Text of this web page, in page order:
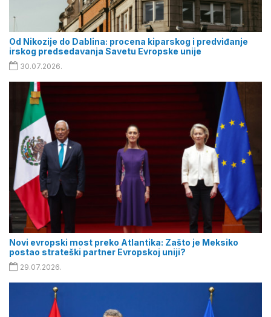
Od Nikozije do Dablina: procena kiparskog i predviđanje
irskog predsedavanja Savetu Evropske unije
30.07.2026.
Novi evropski most preko Atlantika: Zašto je Meksiko
postao strateški partner Evropskoj uniji?
29.07.2026.